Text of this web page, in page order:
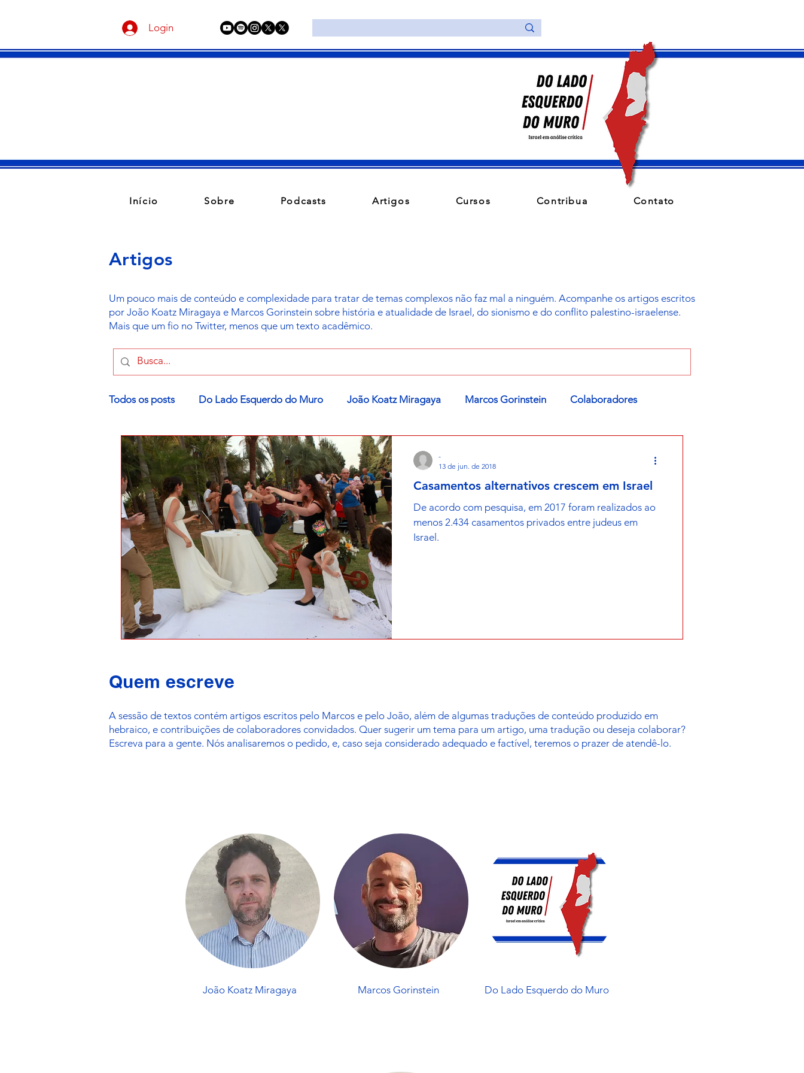
Login
Início Sobre Podcasts Artigos Cursos Contribua Contato
Artigos
Um pouco mais de conteúdo e complexidade para tratar de temas complexos não faz mal a ninguém. Acompanhe os artigos escritos
por João Koatz Miragaya e Marcos Gorinstein sobre história e atualidade de Israel, do sionismo e do conflito palestino-israelense.
Mais que um fio no Twitter, menos que um texto acadêmico.
Todos os posts Do Lado Esquerdo do Muro João Koatz Miragaya Marcos Gorinstein Colaboradores
Política Israelense Leis
Casamentos alternativos crescem em Israel
De acordo com pesquisa, em 2017 foram realizados ao
menos 2.434 casamentos privados entre judeus em
Israel.
-
13 de jun. de 2018
Quem escreve
A sessão de textos contém artigos escritos pelo Marcos e pelo João, além de algumas traduções de conteúdo produzido em
hebraico, e contribuições de colaboradores convidados. Quer sugerir um tema para um artigo, uma tradução ou deseja colaborar?
Escreva para a gente. Nós analisaremos o pedido, e, caso seja considerado adequado e factível, teremos o prazer de atendê-lo.
João Koatz Miragaya Marcos Gorinstein Do Lado Esquerdo do Muro